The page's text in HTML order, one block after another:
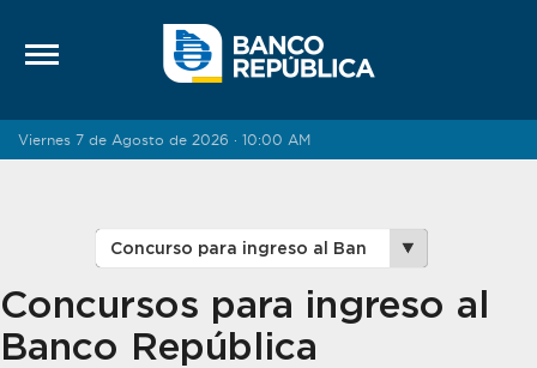
Viernes 7 de Agosto de 2026 · 10:00 AM
Concursos para ingreso al
Banco República